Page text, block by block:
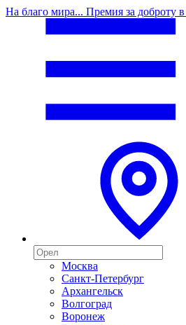
На благо мира... Премия за доброту в
Москва
Санкт-Петербург
Архангельск
Волгоград
Воронеж